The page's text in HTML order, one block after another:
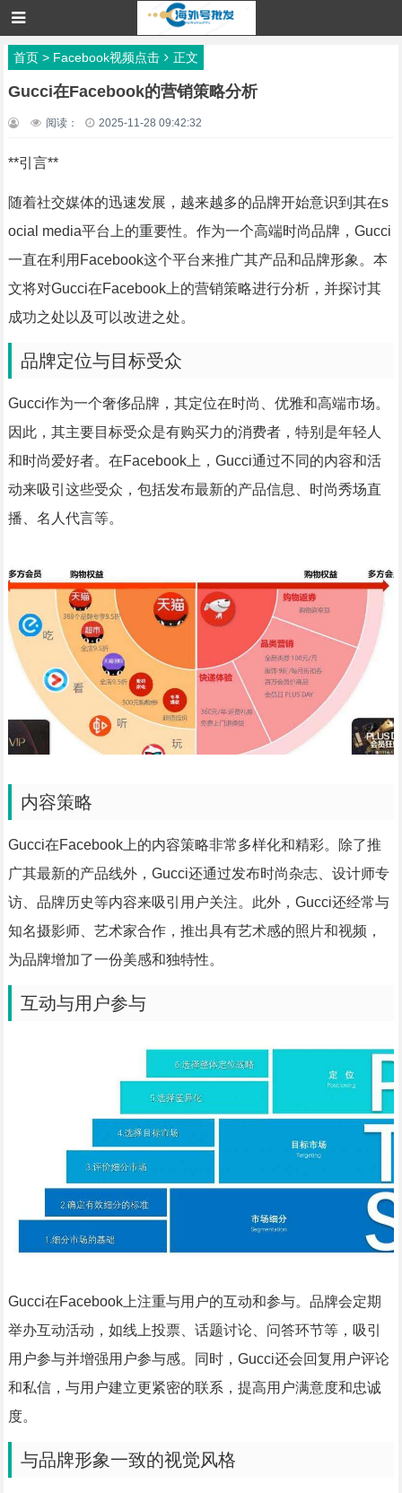
首页> Facebook视频点击 正文
Gucci在Facebook的营销策略分析
阅读： 2025-11-28 09:42:32
**引言**
随着社交媒体的迅速发展，越来越多的品牌开始意识到其在s
ocial media平台上的重要性。作为一个高端时尚品牌，Gucci
一直在利用Facebook这个平台来推广其产品和品牌形象。本
文将对Gucci在Facebook上的营销策略进行分析，并探讨其
成功之处以及可以改进之处。
品牌定位与目标受众
Gucci作为一个奢侈品牌，其定位在时尚、优雅和高端市场。
因此，其主要目标受众是有购买力的消费者，特别是年轻人
和时尚爱好者。在Facebook上，Gucci通过不同的内容和活
动来吸引这些受众，包括发布最新的产品信息、时尚秀场直
播、名人代言等。
内容策略
Gucci在Facebook上的内容策略非常多样化和精彩。除了推
广其最新的产品线外，Gucci还通过发布时尚杂志、设计师专
访、品牌历史等内容来吸引用户关注。此外，Gucci还经常与
知名摄影师、艺术家合作，推出具有艺术感的照片和视频，
为品牌增加了一份美感和独特性。
互动与用户参与
Gucci在Facebook上注重与用户的互动和参与。品牌会定期
举办互动活动，如线上投票、话题讨论、问答环节等，吸引
用户参与并增强用户参与感。同时，Gucci还会回复用户评论
和私信，与用户建立更紧密的联系，提高用户满意度和忠诚
度。
与品牌形象一致的视觉风格